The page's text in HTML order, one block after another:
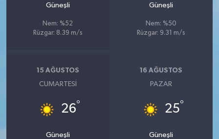
Güneşli
Nem: %52
Rüzgar: 8.39 m/s
Güneşli
Nem: %50
Rüzgar: 9.31 m/s
15 AĞUSTOS
CUMARTESI
26°
Güneşli
16 AĞUSTOS
PAZAR
25°
Güneşli